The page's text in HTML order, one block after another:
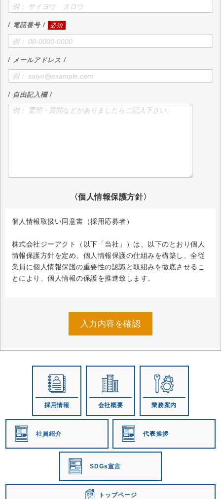
/ 電話番号 / 必須
/ メールアドレス /
/ 自由記入欄 /
〈個人情報保護方針〉
個人情報取扱い同意書（採用応募者）
株式会社ジーアクト（以下「当社」）は、以下のとおり個人
情報保護方針を定め、個人情報保護の仕組みを構築し、全従
業員に個人情報保護の重要性の認識と取組みを徹底させるこ
とにより、個人情報の保護を推進致します。
当社は、お客さまの個人情報を正確かつ最新の状態に保ち、
個人情報への不正アクセス・紛失・破損・改ざん・漏洩など
を防止するため、セキュリティシステムの維持・管理体制の
個人情報の利用目的
お客さまからお預かりした個人情報は、当社からのご連絡や
業務のご案内やご質問に対する回答として、電子メールや資
料のご送付に利用いたします。
個人情報の第三者への開示・提供の禁止
当社は、お客さまよりお預かりした個人情報を適切に管理
し、次のいずれかに該当する場合を除き、個人情報を第三者
に開示いたしません。
お客さまの同意がある場合
お客さまが希望されるサービスを行なうために当社が業務を
採用情報 会社概要 業務案内
社員紹介 代表挨拶
SDGs宣言
トップページ